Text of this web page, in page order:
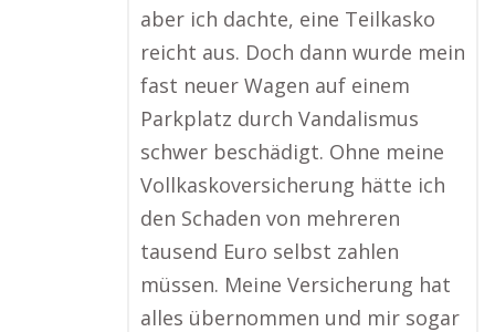
aber ich dachte, eine Teilkasko
reicht aus. Doch dann wurde mein
fast neuer Wagen auf einem
Parkplatz durch Vandalismus
schwer beschädigt. Ohne meine
Vollkaskoversicherung hätte ich
den Schaden von mehreren
tausend Euro selbst zahlen
müssen. Meine Versicherung hat
alles übernommen und mir sogar